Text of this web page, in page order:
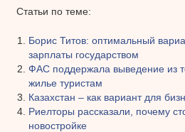
Статьи по теме:
Борис Титов: оптимальный
зарплаты государством
ФАС поддержала выведение из
жилье туристам
Казахстан – как вариант для
Риелторы рассказали, почему
новостройке